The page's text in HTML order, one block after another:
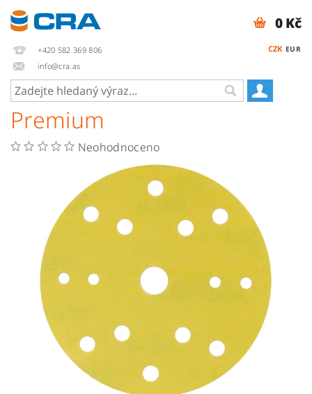
+420 582 369 806
info@cra.as
CZK EUR
0 Kč
Premium
Neohodnoceno